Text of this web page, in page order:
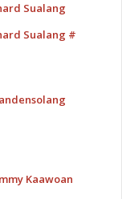
Sualang
Sualang #
Kaawoan